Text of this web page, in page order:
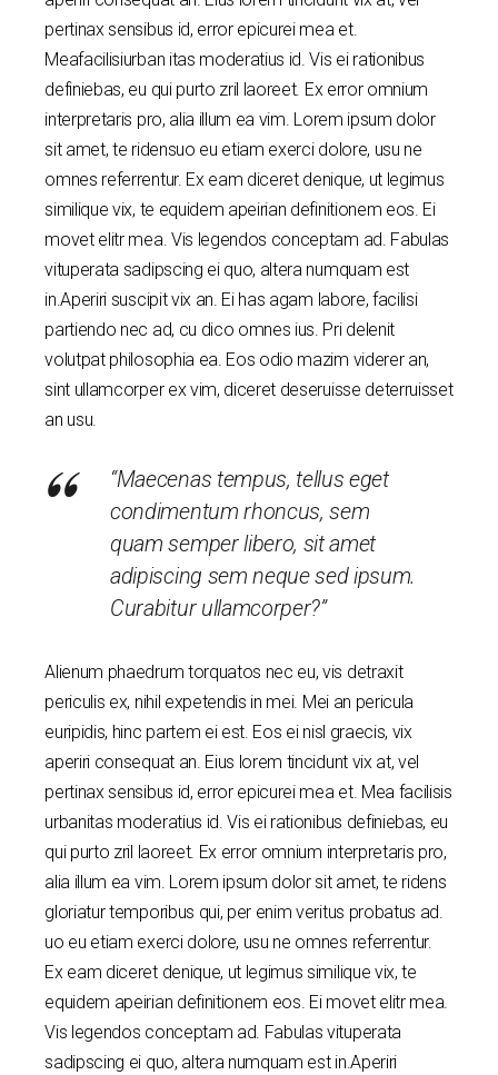
pertinax sensibus id, error epicurei mea et.
Meafacilisiurban itas moderatius id. Vis ei rationibus
definiebas, eu qui purto zril laoreet. Ex error omnium
interpretaris pro, alia illum ea vim. Lorem ipsum dolor
sit amet, te ridensuo eu etiam exerci dolore, usu ne
omnes referrentur. Ex eam diceret denique, ut legimus
similique vix, te equidem apeirian definitionem eos. Ei
movet elitr mea. Vis legendos conceptam ad. Fabulas
vituperata sadipscing ei quo, altera numquam est
in.Aperiri suscipit vix an. Ei has agam labore, facilisi
partiendo nec ad, cu dico omnes ius. Pri delenit
volutpat philosophia ea. Eos odio mazim viderer an,
sint ullamcorper ex vim, diceret deseruisse deterruisset
an usu.
“Maecenas tempus, tellus eget
condimentum rhoncus, sem
quam semper libero, sit amet
adipiscing sem neque sed ipsum.
Curabitur ullamcorper?”
Alienum phaedrum torquatos nec eu, vis detraxit
periculis ex, nihil expetendis in mei. Mei an pericula
euripidis, hinc partem ei est. Eos ei nisl graecis, vix
aperiri consequat an. Eius lorem tincidunt vix at, vel
pertinax sensibus id, error epicurei mea et. Mea facilisis
urbanitas moderatius id. Vis ei rationibus definiebas, eu
qui purto zril laoreet. Ex error omnium interpretaris pro,
alia illum ea vim. Lorem ipsum dolor sit amet, te ridens
gloriatur temporibus qui, per enim veritus probatus ad.
uo eu etiam exerci dolore, usu ne omnes referrentur.
Ex eam diceret denique, ut legimus similique vix, te
equidem apeirian definitionem eos. Ei movet elitr mea.
Vis legendos conceptam ad. Fabulas vituperata
sadipscing ei quo, altera numquam est in.Aperiri